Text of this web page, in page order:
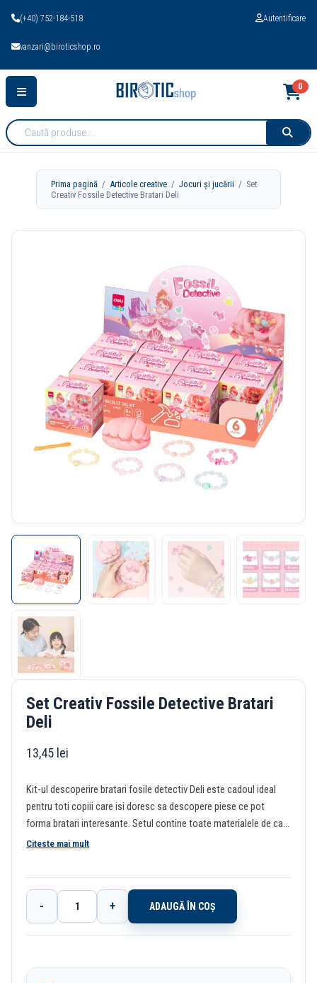
(+40) 752-184-518
vanzari@biroticshop.ro
Autentificare
Cauta
produse:
0
Prima pagină /Articole creative /Jocuri și jucării / Set
Creativ Fossile Detective Bratari Deli
Set Creativ Fossile Detective Bratari
Deli
13,45 lei
Kit-ul descoperire bratari fosile detectiv Deli este cadoul ideal
pentru toti copiii care isi doresc sa descopere piese ce pot
forma bratari interesante. Setul contine toate materialele de care
ai nevoie pentru a descoperi obiecte interesante. Starneste-le
rocii in care se afla ascunse margelute ce vor alcatui bratara mult
dorita. Uneltele sunt confectionate din plastic si pot fi manuite in
siguranta de copiii de peste 6 ani. Set conceput sub indrumarea
Citeste mai mult
Cantitate
Set
- + ADAUGĂ ÎN COȘ